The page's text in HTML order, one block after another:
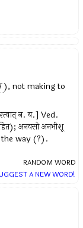
), not making to
न. ब.] Ved.
अनवसो अनभीशू
way (?).
RANDOM WORD
A NEW WORD!